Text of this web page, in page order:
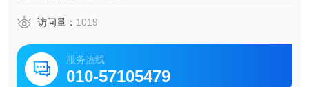
访问量： 1019
服务热线
010-57105479